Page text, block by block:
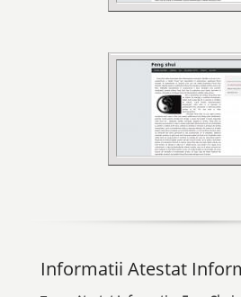
Informatii Atestat